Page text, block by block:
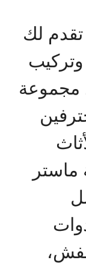
تقدم لك
مجموعة